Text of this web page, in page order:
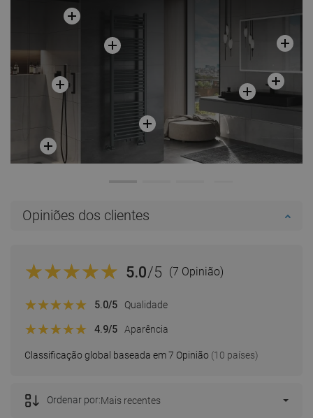
Opiniões dos clientes
5.0/5 (7 Opinião)
Classificação global baseada em 7 Opinião (10 países)
5.0/5 Qualidade
4.9/5 Aparência
Ordenar por:Mais recentes